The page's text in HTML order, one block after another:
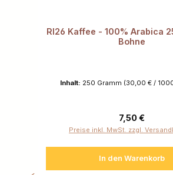
RI26 Kaffee - 100% Arabica
Bohne
Inhalt: 250 Gramm (30,00 € /
Regulärer
7,50 €
Preise inkl. MwSt. zzgl.
In den Warenkorb